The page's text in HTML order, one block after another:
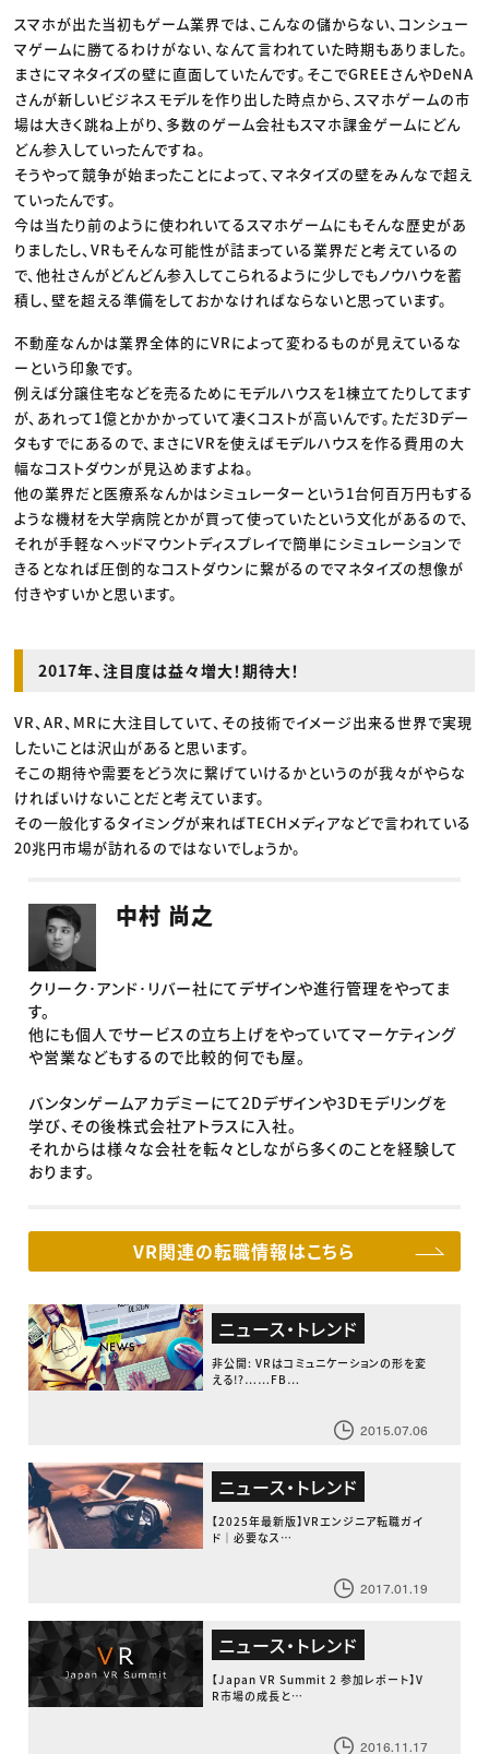
スマホが出た当初もゲーム業界では、こんなの儲からない、コンシュー
マゲームに勝てるわけがない、なんて言われていた時期もありました。
まさにマネタイズの壁に直面していたんです。そこでGREEさんやDeNA
さんが新しいビジネスモデルを作り出した時点から、スマホゲームの市
場は大きく跳ね上がり、多数のゲーム会社もスマホ課金ゲームにどん
どん参入していったんですね。
そうやって競争が始まったことによって、マネタイズの壁をみんなで超え
ていったんです。
今は当たり前のように使われいてるスマホゲームにもそんな歴史があ
りましたし、VRもそんな可能性が詰まっている業界だと考えているの
で、他社さんがどんどん参入してこられるように少しでもノウハウを蓄
積し、壁を超える準備をしておかなければならないと思っています。
不動産なんかは業界全体的にVRによって変わるものが見えているな
ーという印象です。
例えば分譲住宅などを売るためにモデルハウスを1棟立てたりしてます
が、あれって1億とかかかっていて凄くコストが高いんです。ただ3Dデー
タもすでにあるので、まさにVRを使えばモデルハウスを作る費用の大
幅なコストダウンが見込めますよね。
他の業界だと医療系なんかはシミュレーターという1台何百万円もする
ような機材を大学病院とかが買って使っていたという文化があるので、
それが手軽なヘッドマウントディスプレイで簡単にシミュレーションで
きるとなれば圧倒的なコストダウンに繋がるのでマネタイズの想像が
付きやすいかと思います。
2017年、注目度は益々増大！期待大！
VR、AR、MRに大注目していて、その技術でイメージ出来る世界で実現
したいことは沢山があると思います。
そこの期待や需要をどう次に繋げていけるかというのが我々がやらな
ければいけないことだと考えています。
その一般化するタイミングが来ればTECHメディアなどで言われている
20兆円市場が訪れるのではないでしょうか。
中村 尚之
クリーク･アンド･リバー社にてデザインや進行管理をやってま
す。
他にも個人でサービスの立ち上げをやっていてマーケティング
や営業などもするので比較的何でも屋。
バンタンゲームアカデミーにて2Dデザインや3Dモデリングを
学び、その後株式会社アトラスに入社。
それからは様々な会社を転々としながら多くのことを経験して
おります。
VR関連の転職情報はこちら
ニュース・トレンド
非公開: VRはコミュニケーションの形を変
える!?……FB…
2015.07.06
ニュース・トレンド
【2025年最新版】VRエンジニア転職ガイ
ド｜必要なス…
2017.01.19
ニュース・トレンド
【Japan VR Summit 2 参加レポート】V
R市場の成長と…
2016.11.17